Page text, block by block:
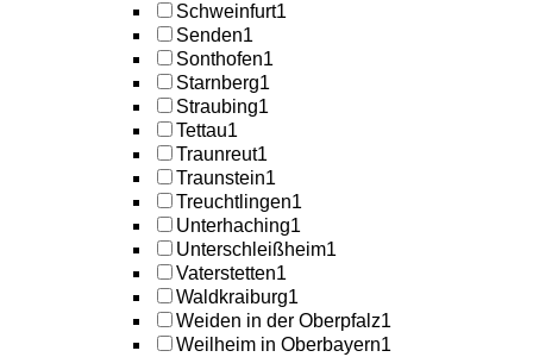
Schweinfurt1
Senden1
Sonthofen1
Starnberg1
Straubing1
Tettau1
Traunreut1
Traunstein1
Treuchtlingen1
Unterhaching1
Unterschleißheim1
Vaterstetten1
Waldkraiburg1
Weiden in der Oberpfalz1
Weilheim in Oberbayern1